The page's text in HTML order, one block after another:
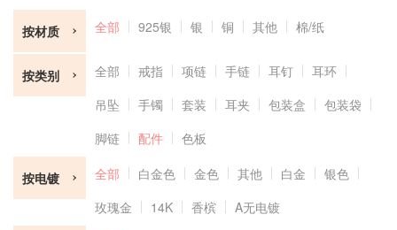
按材质 全部 925银 银 铜 其他 棉/纸
按类别 全部 戒指 项链 手链 耳钉
耳环
吊坠
手镯 套装 耳夹 包装盒
包装袋
脚链
配件 色板
按电镀 全部 白金色 金色 其他 白金
银色
玫瑰金
14K 香槟 A无电镀